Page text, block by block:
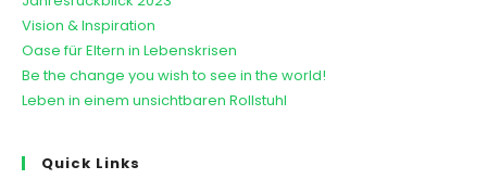
Vision & Inspiration
Oase für Eltern in Lebenskrisen
Be the change you wish to see in the world!
Leben in einem unsichtbaren Rollstuhl
Quick Links